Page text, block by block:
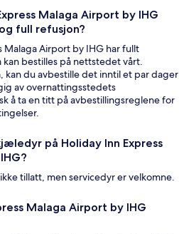
Malaga Airport by IHG
full refusjon?
Malaga Airport by IHG har fullt
bestilles på nettstedet vårt.
kan du avbestille det inntil et par dager
av overnattingsstedets
å ta en titt på avbestillingsreglene for
på Holiday Inn Express
tillatt, men servicedyr er velkomne.
Malaga Airport by IHG